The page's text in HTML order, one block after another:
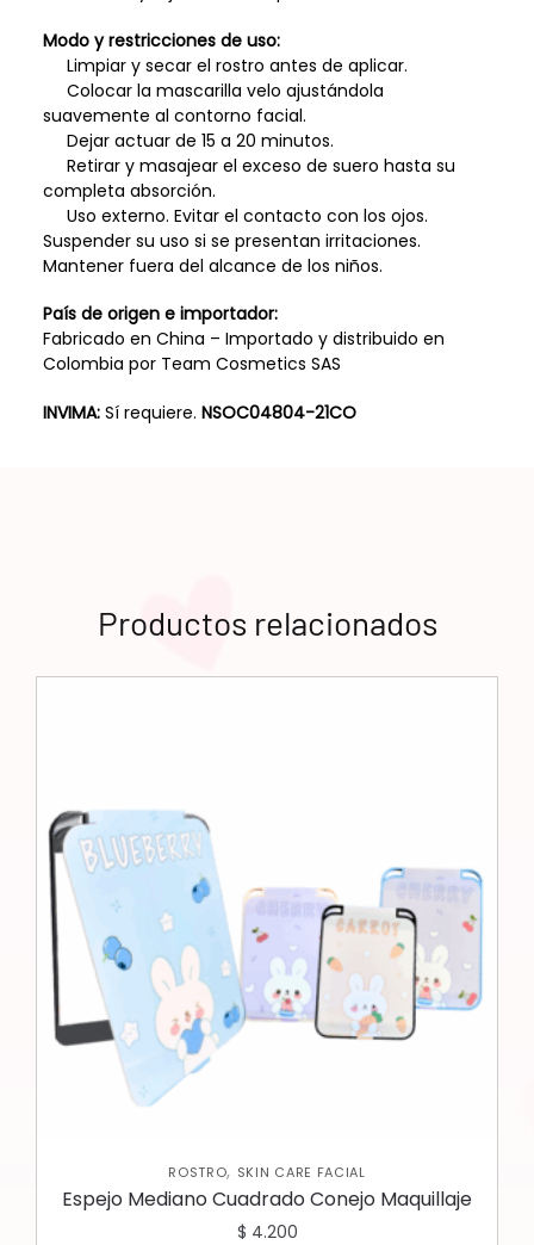
Modo y restricciones de uso:
Limpiar y secar el rostro antes de aplicar.
Colocar la mascarilla velo ajustándola
suavemente al contorno facial.
Dejar actuar de 15 a 20 minutos.
Retirar y masajear el exceso de suero hasta su
completa absorción.
Uso externo. Evitar el contacto con los ojos.
Suspender su uso si se presentan irritaciones.
Mantener fuera del alcance de los niños.
País de origen e importador:
Fabricado en China – Importado y distribuido en
Colombia por Team Cosmetics SAS
INVIMA:Sí requiere. NSOC04804-21CO
Productos relacionados
ROSTRO, SKIN CARE FACIAL
Espejo Mediano Cuadrado Conejo Maquillaje
$ 4.200